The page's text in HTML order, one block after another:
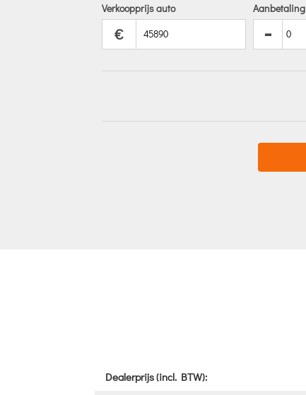
Verkoopprijs auto
€
Aanbetaling
-
Dealerprijs (incl. BTW):